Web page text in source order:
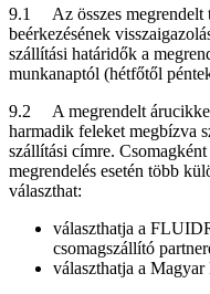
9.1 Az összes megrendelt
beérkezésének
szállítási határidők a
munkanaptól (hétfőtől
9.2 A megrendelt
harmadik feleket megbízva
szállítási címre.
megrendelés esetén több
választhat:
választhatja a
csomagszállító
választhatja a Magyar